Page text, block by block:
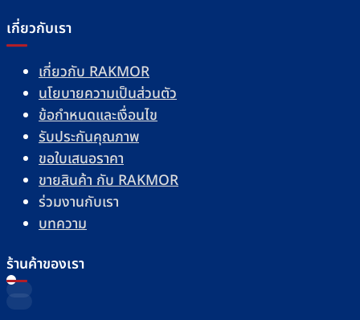
เกี่ยวกับเรา
เกี่ยวกับ RAKMOR
นโยบายความเป็นส่วนตัว
ข้อกำหนดและเงื่อนไข
รับประกันคุณภาพ
ขอใบเสนอราคา
ขายสินค้า กับ RAKMOR
ร่วมงานกับเรา
บทความ
ร้านค้าของเรา